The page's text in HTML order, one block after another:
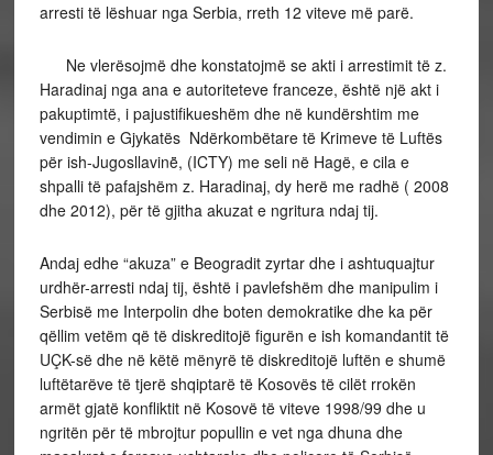
arresti të lëshuar nga Serbia, rreth 12 viteve më parë.
Ne vlerësojmë dhe konstatojmë se akti i arrestimit të z.
Haradinaj nga ana e autoriteteve franceze, është një akt i
pakuptimtë, i pajustifikueshëm dhe në kundërshtim me
vendimin e Gjykatës Ndërkombëtare të Krimeve të Luftës
për ish-Jugosllavinë̈, (ICTY) me seli në Hagë, e cila e
shpalli të pafajshëm z. Haradinaj, dy herë me radhë ( 2008
dhe 2012), për të gjitha akuzat e ngritura ndaj tij.
Andaj edhe “akuza” e Beogradit zyrtar dhe i ashtuquajtur
urdhër-arresti ndaj tij, është i pavlefshëm dhe manipulim i
Serbisë me Interpolin dhe boten demokratike dhe ka për
qëllim vetëm që të diskreditojë figurën e ish komandantit të
UÇK-së dhe në këtë mënyrë të diskreditojë luftën e shumë
luftëtarëve të tjerë shqiptarë të Kosovës të cilët rrokën
armët gjatë konfliktit në Kosovë të viteve 1998/99 dhe u
ngritën për të mbrojtur popullin e vet nga dhuna dhe